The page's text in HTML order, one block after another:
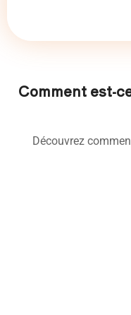
Comment est-
Découvrez